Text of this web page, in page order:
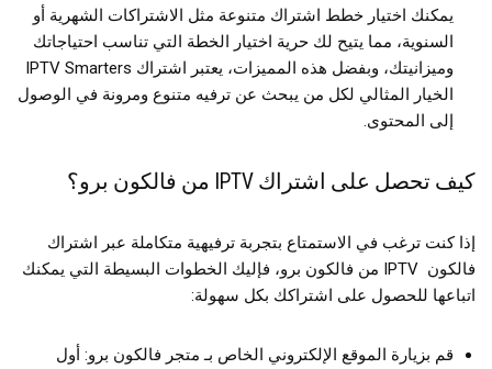
يمكنك اختيار خطط اشتراك متنوعة مثل الاشتراكات الشهرية أو
السنوية، مما يتيح لك حرية اختيار الخطة التي تناسب احتياجاتك
وميزانيتك، وبفضل هذه المميزات، يعتبر اشتراك IPTV Smarters
الخيار المثالي لكل من يبحث عن ترفيه متنوع ومرونة في الوصول
إلى المحتوى.
كيف تحصل على اشتراك IPTV من فالكون برو؟
إذا كنت ترغب في الاستمتاع بتجربة ترفيهية متكاملة عبر اشتراك
فالكون IPTV من فالكون برو، فإليك الخطوات البسيطة التي يمكنك
اتباعها للحصول على اشتراكك بكل سهولة:
قم بزيارة الموقع الإلكتروني الخاص بـ متجر فالكون برو: أول